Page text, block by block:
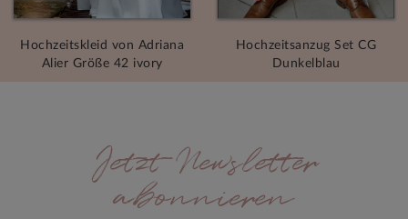
Hochzeitskleid von Adriana
Alier Größe 42 ivory
Hochzeitsanzug Set CG
Dunkelblau
Jetzt Newsletter
abonnieren